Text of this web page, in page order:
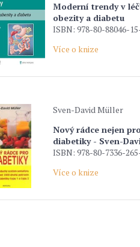
Moderní trendy v
obezity a diabetu
ISBN: 978-80-88046-
Více o knize
Sven-David Müller
Nový rádce nejen
diabetiky - Sven-
ISBN: 978-80-7336-
Více o knize